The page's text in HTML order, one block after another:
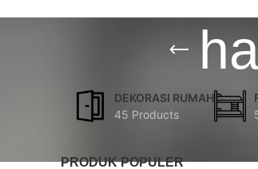
DEKORASI RUMAH
45 Products
PRODUK POPULER